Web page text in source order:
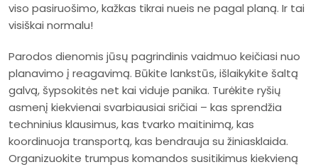
viso pasiruošimo, kažkas tikrai nueis ne pagal planą. Ir tai
visiškai normalu!
Parodos dienomis jūsų pagrindinis vaidmuo keičiasi nuo
planavimo į reagavimą. Būkite lankstūs, išlaikykite šaltą
galvą, šypsokitės net kai viduje panika. Turėkite ryšių
asmenį kiekvienai svarbiausiai sričiai – kas sprendžia
techninius klausimus, kas tvarko maitinimą, kas
koordinuoja transportą, kas bendrauja su žiniasklaida.
Organizuokite trumpus komandos susitikimus kiekvieną